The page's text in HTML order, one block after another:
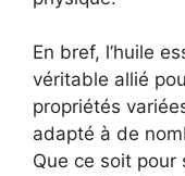
En bref, l’huile
véritable allié
propriétés
adapté à de
Que ce soit pour